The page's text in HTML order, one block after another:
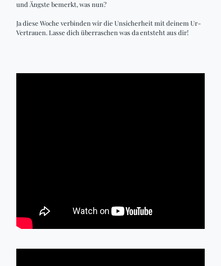
und Ängste bemerkt, was nun?
Ja diese Woche verbinden wir die Unsicherheit mit deinem Ur-
Vertrauen. Lasse dich überraschen was da entsteht aus dir!